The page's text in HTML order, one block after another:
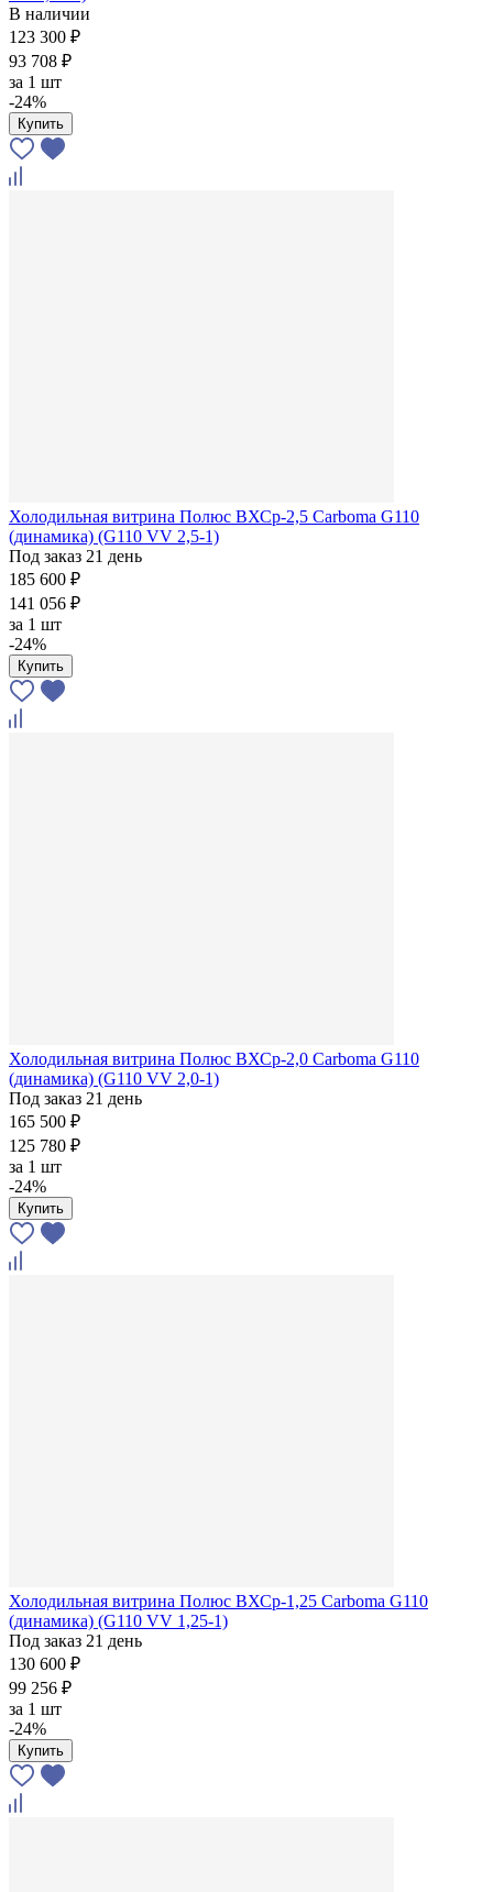
В наличии
123 300 ₽
93 708 ₽
за 1 шт
-24%
Купить
Холодильная витрина Полюс ВХСр-2,5 Сarboma G110
(динамика) (G110 VV 2,5-1)
Под заказ 21 день
185 600 ₽
141 056 ₽
за 1 шт
-24%
Купить
Холодильная витрина Полюс ВХСр-2,0 Сarboma G110
(динамика) (G110 VV 2,0-1)
Под заказ 21 день
165 500 ₽
125 780 ₽
за 1 шт
-24%
Купить
Холодильная витрина Полюс ВХСр-1,25 Сarboma G110
(динамика) (G110 VV 1,25-1)
Под заказ 21 день
130 600 ₽
99 256 ₽
за 1 шт
-24%
Купить